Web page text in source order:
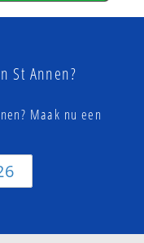
St Annen?
Maak nu een